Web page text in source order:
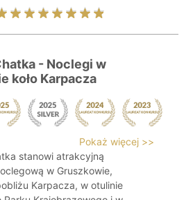
- Noclegi w
koło Karpacza
Pokaż więcej >>
stanowi atrakcyjną
w Gruszkowie,
Karpacza, w otulinie